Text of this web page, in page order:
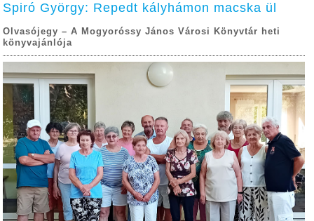
Spiró György: Repedt kályhámon macska ül
Olvasójegy – A Mogyoróssy János Városi Könyvtár heti
könyvajánlója